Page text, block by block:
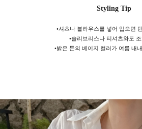
Styling Tip
•셔츠나 블라우스를 넣어 입으면
•슬리브리스나 티셔츠와도 조
•밝은 톤의 베이지 컬러가 여름 내